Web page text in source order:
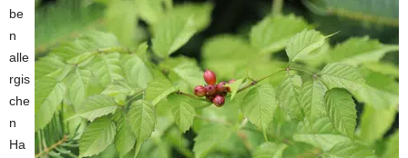
be
n
alle
rgis
che
n
Ha